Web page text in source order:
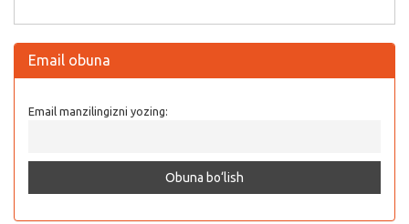
Email obuna
Email manzilingizni yozing: